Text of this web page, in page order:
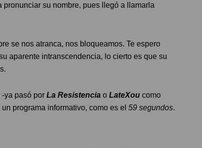
pronunciar su nombre, pues llegó a llamarla
se nos atranca, nos bloqueamos. Te espero
aparente intranscendencia, lo cierto es que su
ya pasó por La Resistencia o LateXou como
programa informativo, como es el 59 segundos.